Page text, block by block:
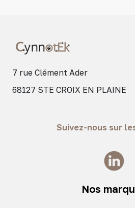
7 rue Clément Ader
68127 STE CROIX EN PLAINE
Suivez-nous sur
Nos